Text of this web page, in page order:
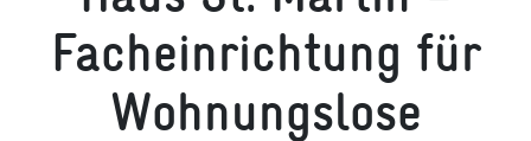
Facheinrichtung für
Wohnungslose